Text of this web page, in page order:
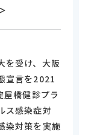
を受け、大阪
宣言を2021
橋健診プラ
ス感染症対
染対策を実施